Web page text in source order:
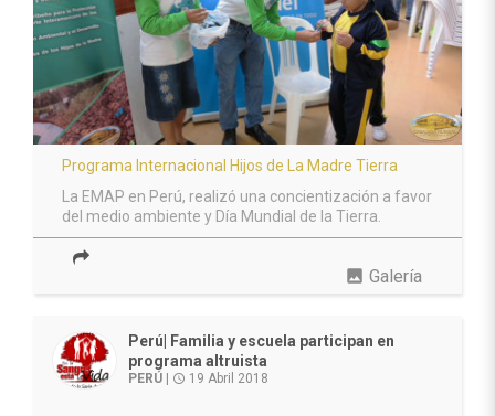
Programa Internacional Hijos de La Madre Tierra
La EMAP en Perú, realizó una concientización a favor
del medio ambiente y Día Mundial de la Tierra.
photo Galería
Perú| Familia y escuela participan en
programa altruista
PERÚ | access_time 19 Abril 2018